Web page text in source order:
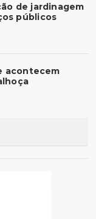
de jardinagem
públicos
acontecem